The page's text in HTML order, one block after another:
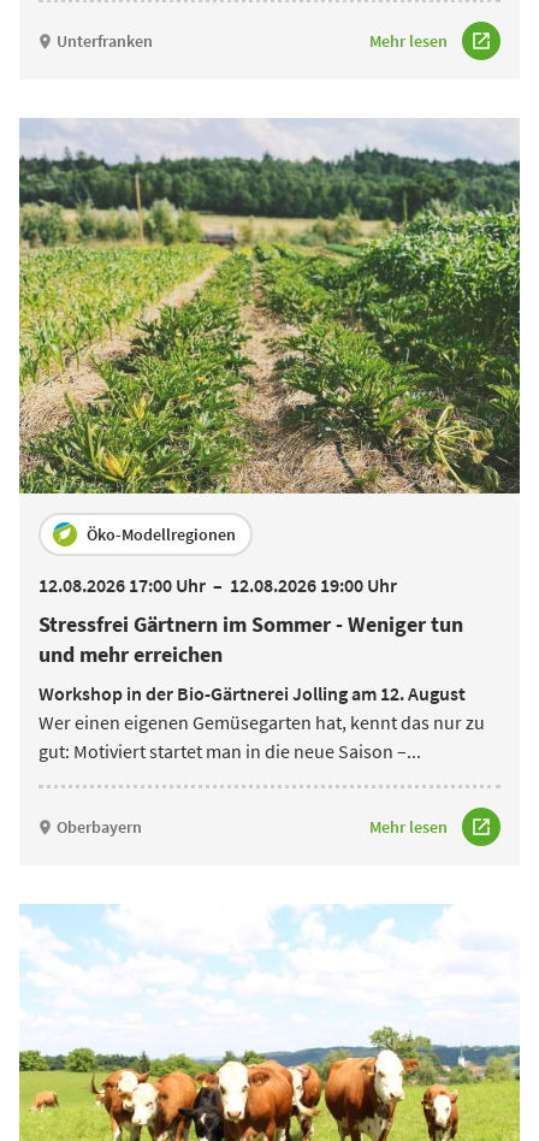
Unterfranken Mehr lesen
12.08.2026 17:00 Uhr – 12.08.2026 19:00 Uhr
Stressfrei Gärtnern im Sommer - Weniger tun
und mehr erreichen
Öko-Modellregionen
Workshop in der Bio-Gärtnerei Jolling am 12. August
Wer einen eigenen Gemüsegarten hat, kennt das nur zu
gut: Motiviert startet man in die neue Saison –...
Oberbayern Mehr lesen